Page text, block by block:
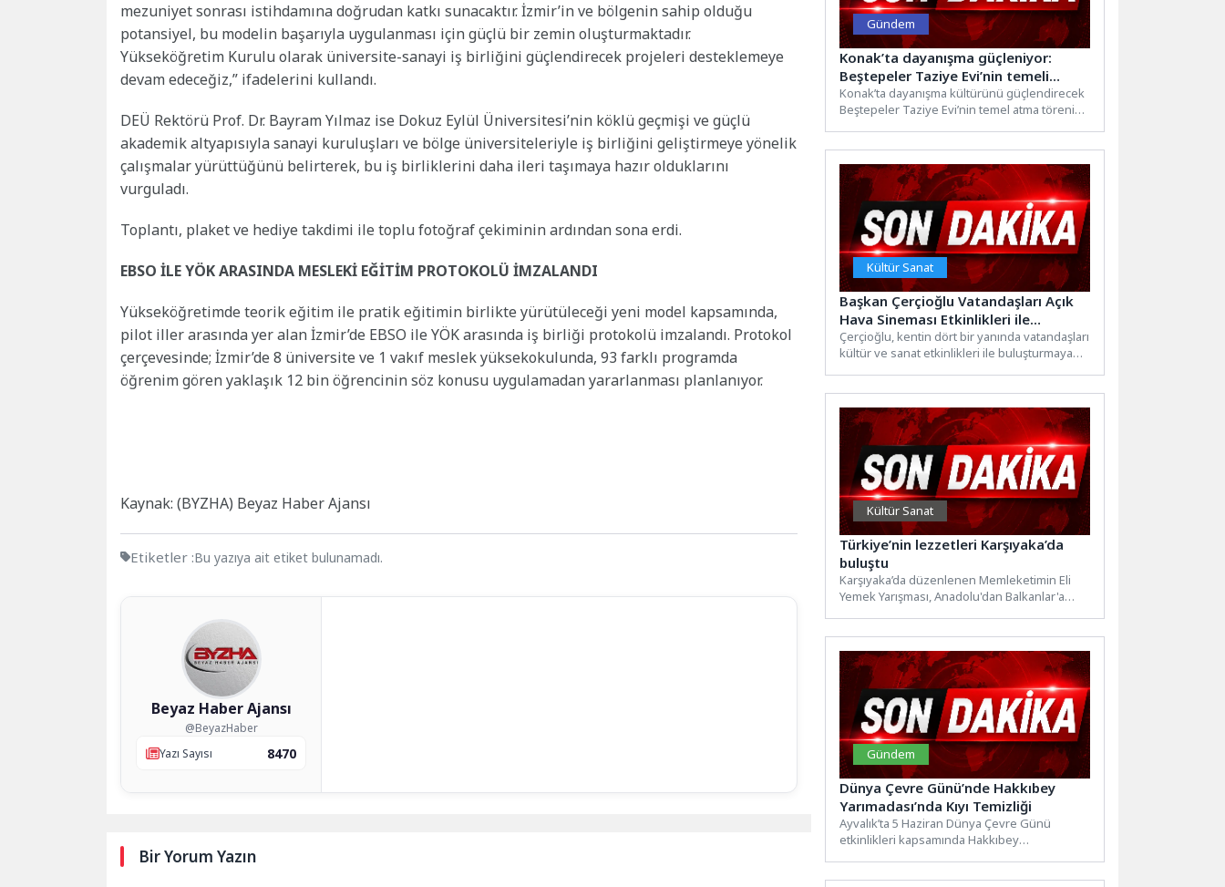
mezuniyet sonrası istihdamına doğrudan katkı sunacaktır. İzmir’in ve bölgenin sahip olduğu
potansiyel, bu modelin başarıyla uygulanması için güçlü bir zemin oluşturmaktadır.
Yükseköğretim Kurulu olarak üniversite-sanayi iş birliğini güçlendirecek projeleri desteklemeye
devam edeceğiz,” ifadelerini kullandı.
DEÜ Rektörü Prof. Dr. Bayram Yılmaz ise Dokuz Eylül Üniversitesi’nin köklü geçmişi ve güçlü
akademik altyapısıyla sanayi kuruluşları ve bölge üniversiteleriyle iş birliğini geliştirmeye yönelik
çalışmalar yürüttüğünü belirterek, bu iş birliklerini daha ileri taşımaya hazır olduklarını
vurguladı.
Toplantı, plaket ve hediye takdimi ile toplu fotoğraf çekiminin ardından sona erdi.
EBSO İLE YÖK ARASINDA MESLEKİ EĞİTİM PROTOKOLÜ İMZALANDI
Yükseköğretimde teorik eğitim ile pratik eğitimin birlikte yürütüleceği yeni model kapsamında,
pilot iller arasında yer alan İzmir’de EBSO ile YÖK arasında iş birliği protokolü imzalandı. Protokol
çerçevesinde; İzmir’de 8 üniversite ve 1 vakıf meslek yüksekokulunda, 93 farklı programda
öğrenim gören yaklaşık 12 bin öğrencinin söz konusu uygulamadan yararlanması planlanıyor.
Kaynak: (BYZHA) Beyaz Haber Ajansı
Etiketler :Bu yazıya ait etiket bulunamadı.
Beyaz Haber Ajansı
@BeyazHaber
Yazı Sayısı
8470
Bir Yorum Yazın
Gündem
Konak’ta dayanışma güçleniyor:
Beştepeler Taziye Evi’nin temeli
atılıyor
Konak’ta dayanışma kültürünü güçlendirecek
Beştepeler Taziye Evi’nin temel atma törenine
Kültür Sanat
Başkan Çerçioğlu Vatandaşları Açık
Hava Sineması Etkinlikleri ile
Buluşturmaya Devam Ediyor
Çerçioğlu, kentin dört bir yanında vatandaşları
kültür ve sanat etkinlikleri ile buluşturmaya
Kültür Sanat
Türkiye’nin lezzetleri Karşıyaka’da
buluştu
Karşıyaka’da düzenlenen Memleketimin Eli
Yemek Yarışması, Anadolu'dan Balkanlar'a
Gündem
Dünya Çevre Günü’nde Hakkıbey
Yarımadası’nda Kıyı Temizliği
Ayvalık’ta 5 Haziran Dünya Çevre Günü
etkinlikleri kapsamında Hakkıbey